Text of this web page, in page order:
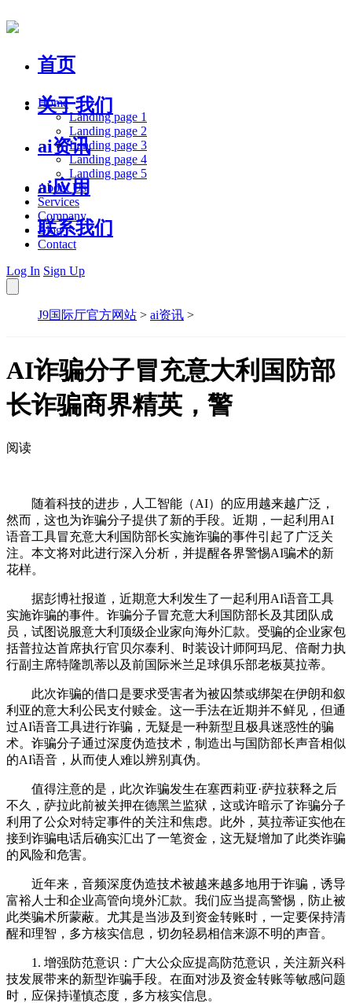
首页
关于我们
ai资讯
ai应用
联系我们
Home
Landing page 1
Landing page 2
Landing page 3
Landing page 4
Landing page 5
About Us
Services
Company
Blog
Contact
Log In Sign Up
J9国际厅官方网站 > ai资讯 >
AI诈骗分子冒充意大利国防部
长诈骗商界精英，警
阅读
随着科技的进步，人工智能（AI）的应用越来越广泛，
然而，这也为诈骗分子提供了新的手段。近期，一起利用AI
语音工具冒充意大利国防部长实施诈骗的事件引起了广泛关
注。本文将对此进行深入分析，并提醒各界警惕AI骗术的新
花样。
据彭博社报道，近期意大利发生了一起利用AI语音工具
实施诈骗的事件。诈骗分子冒充意大利国防部长及其团队成
员，试图说服意大利顶级企业家向海外汇款。受骗的企业家包
括普拉达首席执行官贝尔泰利、时装设计师阿玛尼、倍耐力执
行副主席特隆凯蒂以及前国际米兰足球俱乐部老板莫拉蒂。
此次诈骗的借口是要求受害者为被囚禁或绑架在伊朗和叙
利亚的意大利公民支付赎金。这一手法在近期并不鲜见，但通
过AI语音工具进行诈骗，无疑是一种新型且极具迷惑性的骗
术。诈骗分子通过深度伪造技术，制造出与国防部长声音相似
的AI语音，从而使人难以辨别真伪。
值得注意的是，此次诈骗发生在塞西莉亚·萨拉获释之后
不久，萨拉此前被关押在德黑兰监狱，这或许暗示了诈骗分子
利用了公众对特定事件的关注和焦虑。此外，莫拉蒂证实他在
接到诈骗电话后确实汇出了一笔资金，这无疑增加了此类诈骗
的风险和危害。
近年来，音频深度伪造技术被越来越多地用于诈骗，诱导
富裕人士和企业高管向境外汇款。我们应当提高警惕，防止被
此类骗术所蒙蔽。尤其是当涉及到资金转账时，一定要保持清
醒和理智，多方核实信息，切勿轻易相信来源不明的声音。
1. 增强防范意识：广大公众应提高防范意识，关注新兴科
技发展带来的新型诈骗手段。在面对涉及资金转账等敏感问题
时，应保持谨慎态度，多方核实信息。